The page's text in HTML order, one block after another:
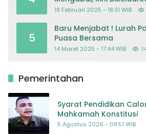
Dapodik
18 Februari 2025 - 18:31 WIB
5
Baru Menjabat ! Lurah
Puasa Bersama
14 Maret 2025 - 17:44 WIB
Pemerintahan
Syarat Pendidikan
Mahkamah Konstitusi
5 Agustus 2026 - 08:51 WIB